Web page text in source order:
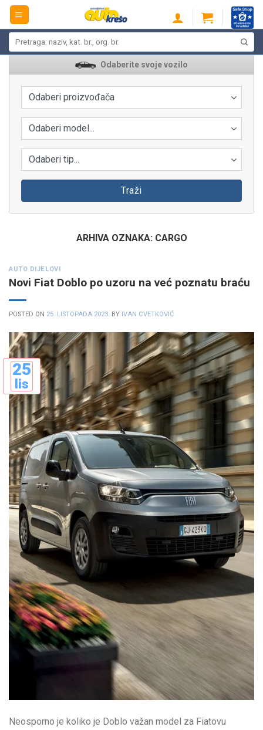
Skip
content
Odaberite svoje vozilo
Odaberi proizvođača
Odaberi model...
Odaberi tip...
Traži
ARHIVA OZNAKA: CARGO
AUTO DIJELOVI
Novi Fiat Doblo po uzoru na već poznatu braću
POSTED ON 25. LISTOPADA 2023. BY IVAN CVETKOVIĆ
25
lis
Neosporno je koliko je Doblo važan model za Fiatovu